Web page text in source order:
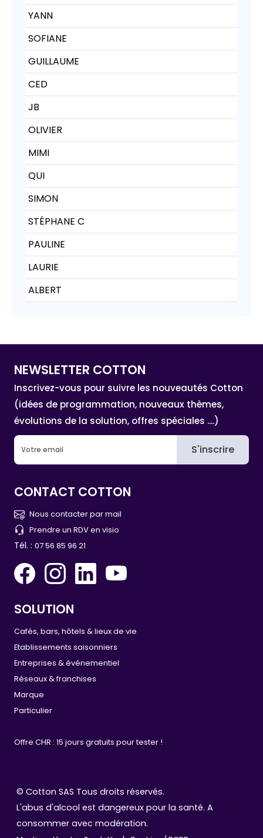
YANN
SOFIANE
GUILLAUME
CED
JB
OLIVIER
MIMI
QUI
SIMON
STÉPHANE C
PAULINE
LAURIE
ALBERT
NEWSLETTER COTTON
Inscrivez-vous pour suivre les nouveautés Cotton
(idées de programmation, nouveaux thèmes,
évolutions de la solution, offres spéciales ....)
S'inscrire
CONTACT COTTON
Nous contacter par mail
Prendre un RDV en visio
Tél. : 07 56 85 96 21
SOLUTION
Cafés, bars, hôtels & lieux de vie
Etablissements saisonniers
Entreprises & événementiel
Réseaux & franchises
Marque
Particulier
Offre CHR : 15 jours gratuits pour tester !
© Cotton SAS Tous droits réservés.
L'abus d'alcool est dangereux pour la santé. A
consommer avec modération.